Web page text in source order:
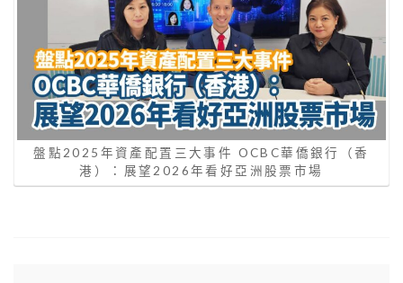
盤點2025年資產配置三大事件 OCBC華僑銀行（香
港）：展望2026年看好亞洲股票市場